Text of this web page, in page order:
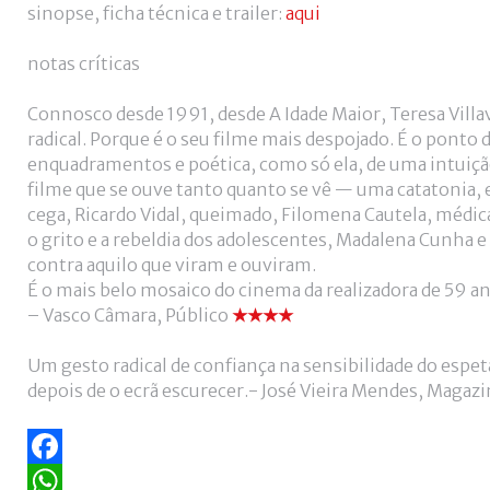
sinopse, ficha técnica e trailer: aqui
notas críticas
Connosco desde 1991, desde A Idade Maior, Teresa
radical. Porque é o seu filme mais despojado. É o
enquadramentos e poética, como só ela, de uma
filme que se ouve tanto quanto se vê — uma catatonia,
cega, Ricardo Vidal, queimado, Filomena Cautela,
o grito e a rebeldia dos adolescentes, Madalena
contra aquilo que viram e ouviram.
É o mais belo mosaico do cinema da realizadora de 59
– Vasco Câmara, Público ★★★★
Um gesto radical de confiança na sensibilidade do
depois de o ecrã escurecer.- José Vieira Mendes,
Facebook